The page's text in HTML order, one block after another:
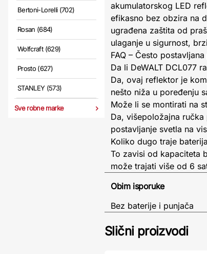
Bertoni-Lorelli (702)
Rosan (684)
Wolfcraft (629)
Prosto (627)
STANLEY (573)
Sve robne marke
akumulatorskog LED
efikasno bez obzira na
ugrađena zaštita od
ulaganje u sigurnost,
FAQ – Često
Da li DeWALT DCL077
Da, ovaj reflektor je
nešto niža u poređenju
Može li se montirati na
Da, višepoložajna
postavljanje svetla na
Koliko dugo traje
To zavisi od kapaciteta
može trajati više od 6
Obim isporuke
Bez baterije i punjača
Slični proizvodi